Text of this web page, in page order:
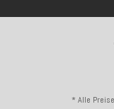
* Alle